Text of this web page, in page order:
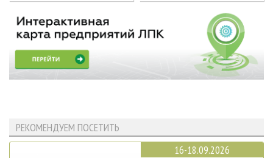
РЕКОМЕНДУЕМ ПОСЕТИТЬ
16-18.09.2026